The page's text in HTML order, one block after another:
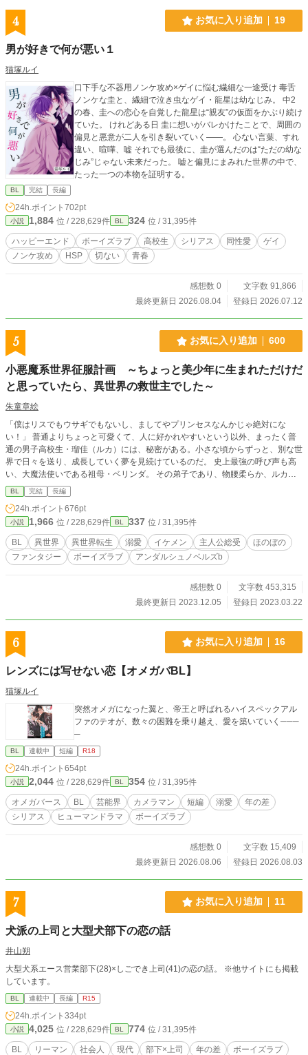
4 お気に入り追加 19
男が好きで何が悪い１
猫塚ルイ
口下手な不器用ノンケ攻め×ゲイに悩む繊細な一途受け 毒舌
ノンケな圭と、繊細で泣き虫なゲイ・龍星は幼なじみ。 中2
の春、圭への恋心を自覚した龍星は“親友”の仮面をかぶり続け
ていた。 けれどある日 圭に想いがバレかけたことで、周囲の
偏見と悪意が二人を引き裂いていく——。 心ない言葉、すれ
違い、喧嘩、嘘 それでも最後に、圭が選んだのは“ただの幼な
じみ”じゃない未来だった。 嘘と偏見にまみれた世界の中で、
たった一つの本物を証明する。
BL 完結 長編
24h.ポイント 702pt
小説 1,884 位 / 228,629件 BL 324 位 / 31,395件
ハッピーエンド ボーイズラブ 高校生 シリアス 同性愛
ゲイ
ノンケ攻め
HSP 切ない 青春
感想数 0
文字数 91,866
最終更新日 2026.08.04
登録日 2026.07.12
5 お気に入り追加 600
小悪魔系世界征服計画 ～ちょっと美少年に生まれただけだ
と思っていたら、異世界の救世主でした～
朱童章絵
「僕はリスでもウサギでもないし、ましてやプリンセスなんかじゃ絶対にな
い！」 普通よりちょっと可愛くて、人に好かれやすいという以外、まったく普
通の男子高校生・瑠佳（ルカ）には、秘密がある。小さな頃からずっと、別な世
界で日々を送り、成長していく夢を見続けているのだ。 史上最強の呼び声も高
い、大魔法使いである祖母・ベリンダ。 その弟子であり、物腰柔らか、ルカの
トラウマを刺激しまくる、超絶美形・ユージーン。 外見も内面も、強くて男ら
しくて頼りになる、寡黙で優しい、薬屋の跡取り・ジェイク。 いつも笑顔で温
厚だけど、ルカ以外にまったく価値を見出さない、ヤンデレ系神父・ネイト。
領主の息子なのに気さくで誠実、親友のイケメン貴公子・フィンレー。 彼らの
過剰なスキンシップに狼狽えながらも、ルカは日々を楽しく過ごしていたが、あ
る時を境に、現実世界での急激な体力の衰えを感じ始める。夢から覚めるたびに
強まる倦怠感に加えて、祖母や仲間達の言動にも不可解な点が。更には魔王の復
て現実の自分の不調の原因が夢にあるのではないかと考えた瑠佳は、「夢の世
界」そのものを否定するようになるが――。 無自覚小悪魔ちゃん、総受系愛さ
クヨムにも掲載しています）
BL 完結 長編
24h.ポイント 676pt
小説 1,966 位 / 228,629件 BL 337 位 / 31,395件
BL 異世界 異世界転生 溺愛 イケメン 主人公総受
ほのぼの
ファンタジー
ボーイズラブ アンダルシュノベルズb
感想数 0
文字数 453,315
最終更新日 2023.12.05
登録日 2023.03.22
6 お気に入り追加 16
レンズには写せない恋【オメガバBL】
猫塚ルイ
突然オメガになった翼と、帝王と呼ばれるハイスペックアル
ファのテオが、数々の困難を乗り越え、愛を築いていく───
─
BL 連載中 短編 R18
24h.ポイント 654pt
小説 2,044 位 / 228,629件 BL 354 位 / 31,395件
オメガバース BL 芸能界 カメラマン 短編 溺愛
年の差
シリアス
ヒューマンドラマ ボーイズラブ
感想数 0
文字数 15,409
最終更新日 2026.08.06
登録日 2026.08.03
7 お気に入り追加 11
犬派の上司と大型犬部下の恋の話
井山朔
大型犬系エース営業部下(28)×しごでき上司(41)の恋の話。 ※他サイトにも掲載
しています。
BL 連載中 長編 R15
24h.ポイント 334pt
小説 4,025 位 / 228,629件 BL 774 位 / 31,395件
BL リーマン 社会人 現代 部下×上司 年の差 ボーイズラブ